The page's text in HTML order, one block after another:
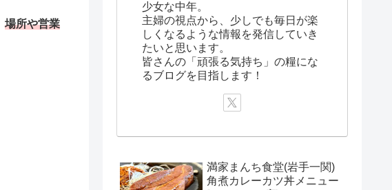
場所や営業
少女な中年。
主婦の視点から、少しでも毎日が楽
しくなるような情報を発信していき
たいと思います。
皆さんの「頑張る気持ち」の糧にな
るブログを目指します！
満家まんち食堂(岩手一関)
角煮カレーカツ丼メニュー